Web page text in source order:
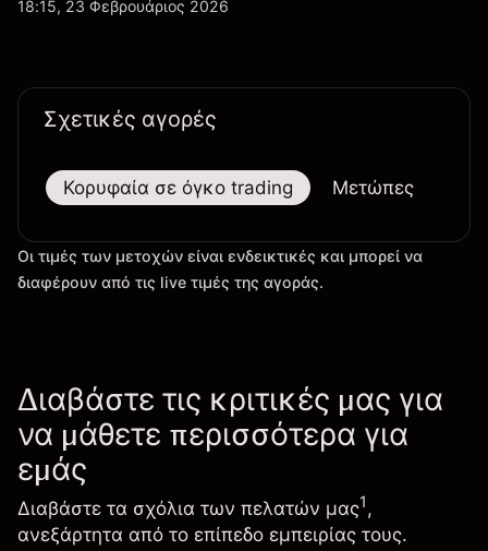
18:15, 23 Φεβρουάριος 2026
Σχετικές αγορές
Κορυφαία σε όγκο trading Μετώπες
Οι τιμές των μετοχών είναι ενδεικτικές και μπορεί να
διαφέρουν από τις live τιμές της αγοράς.
Διαβάστε τις κριτικές μας για
να μάθετε περισσότερα για
εμάς
Διαβάστε τα σχόλια των πελατών μας1,
ανεξάρτητα από το επίπεδο εμπειρίας τους.